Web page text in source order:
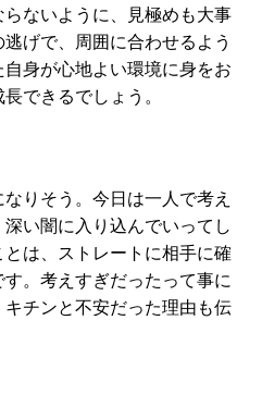
ないように、見極めも大事
げで、周囲に合わせるよう
身が心地よい環境に身をお
できるでしょう。
りそう。今日は一人で考え
い闇に入り込んでいってし
は、ストレートに相手に確
。考えすぎだったって事に
チンと不安だった理由も伝